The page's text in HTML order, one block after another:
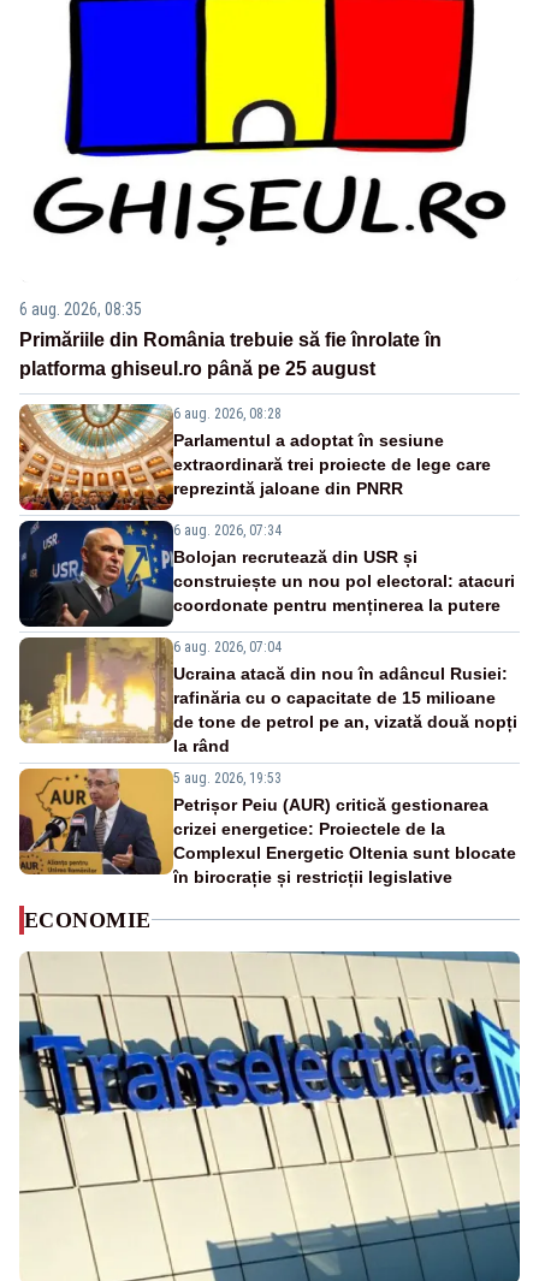
6 aug. 2026, 08:35
Primăriile din România trebuie să fie înrolate în
platforma ghiseul.ro până pe 25 august
6 aug. 2026, 08:28
Parlamentul a adoptat în sesiune
extraordinară trei proiecte de lege care
reprezintă jaloane din PNRR
6 aug. 2026, 07:34
Bolojan recrutează din USR și
construiește un nou pol electoral: atacuri
coordonate pentru menținerea la putere
6 aug. 2026, 07:04
Ucraina atacă din nou în adâncul Rusiei:
rafinăria cu o capacitate de 15 milioane
de tone de petrol pe an, vizată două nopți
la rând
5 aug. 2026, 19:53
Petrișor Peiu (AUR) critică gestionarea
crizei energetice: Proiectele de la
Complexul Energetic Oltenia sunt blocate
în birocrație și restricții legislative
ECONOMIE